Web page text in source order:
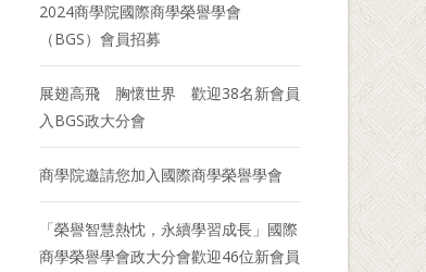
2024商學院國際商學榮譽學會
（BGS）會員招募
展翅高飛 胸懷世界 歡迎38名新會員
入BGS政大分會
商學院邀請您加入國際商學榮譽學會
「榮譽智慧熱忱，永續學習成長」國際
商學榮譽學會政大分會歡迎46位新會員